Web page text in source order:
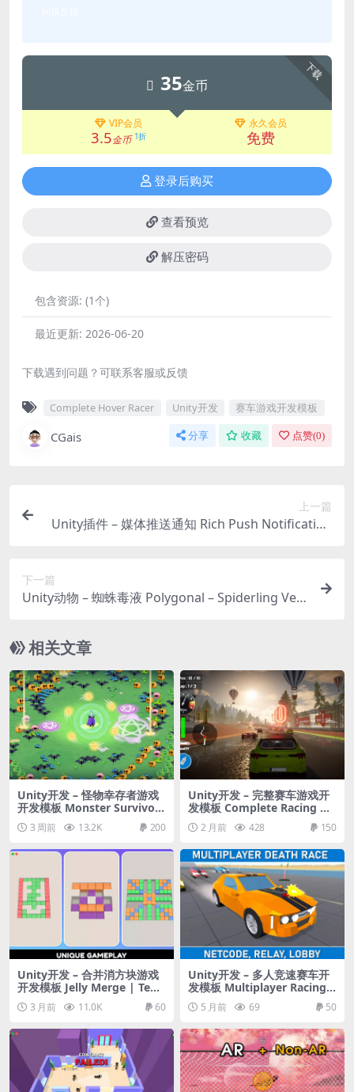
下载
35金币
VIP会员
3.5金币 1折
永久会员
免费
登录后购买
查看预览
解压密码
包含资源: (1个)
最近更新: 2026-06-20
下载遇到问题？可联系客服或反馈
Complete Hover Racer Unity开发 赛车游戏开发模板
CGais 分享 收藏 点赞(0)
上一篇
Unity插件 – 媒体推送通知 Rich Push Notification
下一篇
Unity动物 – 蜘蛛毒液 Polygonal – Spiderling Ven
相关文章
Unity开发 – 怪物幸存者游戏
开发模板 Monster Survivors
– Full Game
3 周前 13.2K 200
Unity开发 – 完整赛车游戏开
发模板 Complete Racing Ga
me URP (All in One)
2 月前 428 150
Unity开发 – 合并消方块游戏
开发模板 Jelly Merge | Tem
plate + Editor
3 月前 11.0K 60
Unity开发 – 多人竞速赛车开
发模板 Multiplayer Racing T
emplate (Netcode, Lobby,
Relay)
5 月前 69 50